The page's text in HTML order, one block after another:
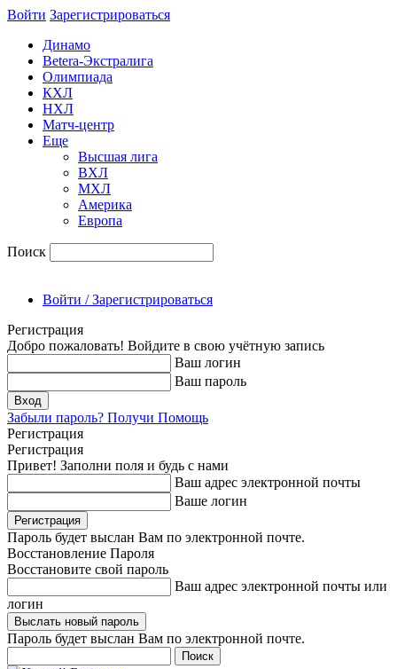
Войти Зарегиcтрироваться
Динамо
Betera-Экстралига
Олимпиада
КХЛ
НХЛ
Матч-центр
Еще
Высшая лига
ВХЛ
МХЛ
Америка
Европа
Поиск
Войти / Зарегистрироваться
Регистрация
Добро пожаловать! Войдите в свою учётную запись
Ваш логин
Ваш пароль
Забыли пароль? Получи Помощь
Регистрация
Регистрация
Привет! Заполни поля и будь с нами
Ваш адрес электронной почты
Ваше логин
Пароль будет выслан Вам по электронной почте.
Восстановление Пароля
Восстановите свой пароль
Ваш адрес электронной почты или
логин
Пароль будет выслан Вам по электронной почте.